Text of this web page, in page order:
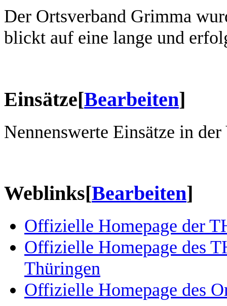
Der Ortsverband Grimma
blickt auf eine lange und
Einsätze[Bearbeiten]
Nennenswerte Einsätze in der
Weblinks [Bearbeiten]
Offizielle Homepage der
Offizielle Homepage des
Thüringen
Offizielle Homepage des